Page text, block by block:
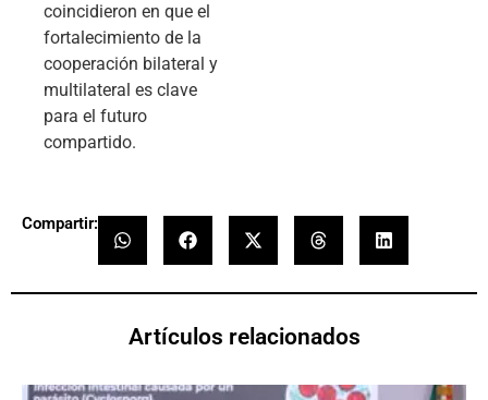
coincidieron en que el
fortalecimiento de la
cooperación bilateral y
multilateral es clave
para el futuro
compartido.
Compartir:
Artículos relacionados